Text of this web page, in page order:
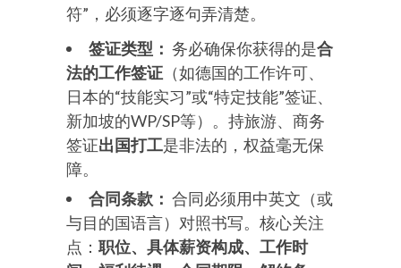
符”，必须逐字逐句弄清楚。
签证类型： 务必确保你获得的是合
法的工作签证 （如德国的工作许可、
日本的“技能实习”或“特定技能”签证、
新加坡的WP/SP等）。持旅游、商务
签证出国打工是非法的，权益毫无保
障。
合同条款： 合同必须用中英文（或
与目的国语言）对照书写。核心关注
点： 职位、具体薪资构成、工作时